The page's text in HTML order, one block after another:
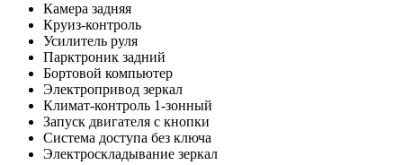
Камера задняя
Круиз-контроль
Усилитель руля
Парктроник задний
Бортовой компьютер
Электропривод зеркал
Климат-контроль 1-зонный
Запуск двигателя с кнопки
Система доступа без ключа
Электроскладывание зеркал